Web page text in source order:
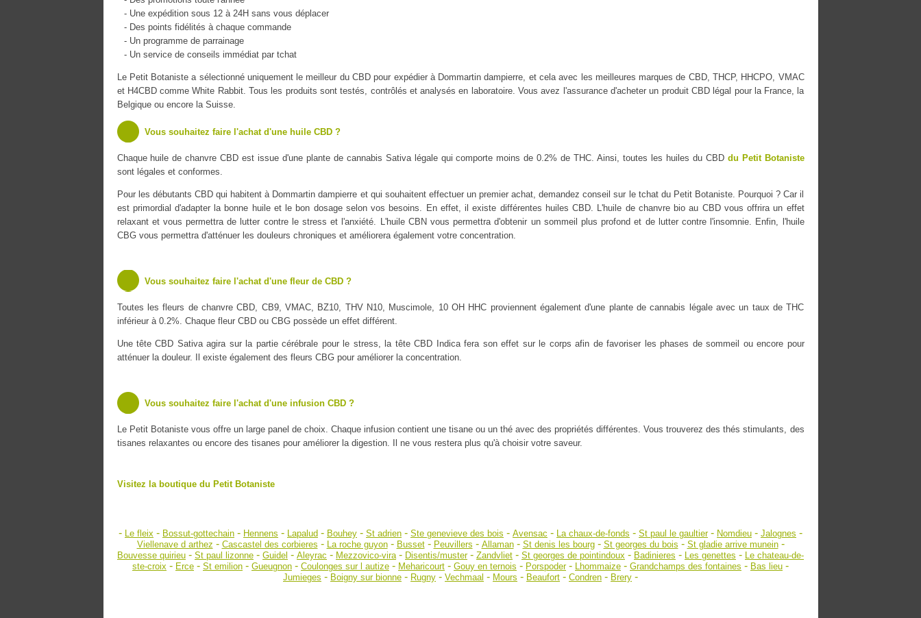
- Une expédition sous 12 à 24H sans vous déplacer
- Des points fidélités à chaque commande
- Un programme de parrainage
- Un service de conseils immédiat par tchat
Le Petit Botaniste a sélectionné uniquement le meilleur du CBD pour expédier à Dommartin dampierre, et cela avec les meilleures marques de CBD, THCP, HHCPO, VMAC
et H4CBD comme White Rabbit. Tous les produits sont testés, contrôlés et analysés en laboratoire. Vous avez l'assurance d'acheter un produit CBD légal pour la France, la
Belgique ou encore la Suisse.
Vous souhaitez faire l'achat d'une huile CBD ?
Chaque huile de chanvre CBD est issue d'une plante de cannabis Sativa légale qui comporte moins de 0.2% de THC. Ainsi, toutes les huiles du CBD du Petit Botaniste
sont légales et conformes.
Pour les débutants CBD qui habitent à Dommartin dampierre et qui souhaitent effectuer un premier achat, demandez conseil sur le tchat du Petit Botaniste. Pourquoi ? Car il
est primordial d'adapter la bonne huile et le bon dosage selon vos besoins. En effet, il existe différentes huiles CBD. L'huile de chanvre bio au CBD vous offrira un effet
relaxant et vous permettra de lutter contre le stress et l'anxiété. L'huile CBN vous permettra d'obtenir un sommeil plus profond et de lutter contre l'insomnie. Enfin, l'huile
CBG vous permettra d'atténuer les douleurs chroniques et améliorera également votre concentration.
Vous souhaitez faire l'achat d'une fleur de CBD ?
Toutes les fleurs de chanvre CBD, CB9, VMAC, BZ10, THV N10, Muscimole, 10 OH HHC proviennent également d'une plante de cannabis légale avec un taux de THC
inférieur à 0.2%. Chaque fleur CBD ou CBG possède un effet différent.
Une tête CBD Sativa agira sur la partie cérébrale pour le stress, la tête CBD Indica fera son effet sur le corps afin de favoriser les phases de sommeil ou encore pour
atténuer la douleur. Il existe également des fleurs CBG pour améliorer la concentration.
Vous souhaitez faire l'achat d'une infusion CBD ?
Le Petit Botaniste vous offre un large panel de choix. Chaque infusion contient une tisane ou un thé avec des propriétés différentes. Vous trouverez des thés stimulants, des
tisanes relaxantes ou encore des tisanes pour améliorer la digestion. Il ne vous restera plus qu'à choisir votre saveur.
Visitez la boutique du Petit Botaniste
- Le fleix - Bossut-gottechain - Hennens - Lapalud - Bouhey - St adrien - Ste genevieve des bois - Avensac - La chaux-de-fonds - St paul le gaultier- Nomdieu - Jalognes -
Viellenave d arthez - Cascastel des corbieres - La roche guyon- Busset- Peuvillers - Allaman- St denis les bourg- St georges du bois - St gladie arrive munein-
Bouvesse quirieu - St paul lizonne - Guidel - Aleyrac - Mezzovico-vira - Disentis/muster- Zandvliet - St georges de pointindoux - Badinieres - Les genettes - Le chateau-de-
ste-croix - Erce - St emilion - Gueugnon - Coulonges sur l autize - Meharicourt - Gouy en ternois - Porspoder- Lhommaize - Grandchamps des fontaines - Bas lieu -
Jumieges - Boigny sur bionne - Rugny - Vechmaal - Mours - Beaufort - Condren - Brery -